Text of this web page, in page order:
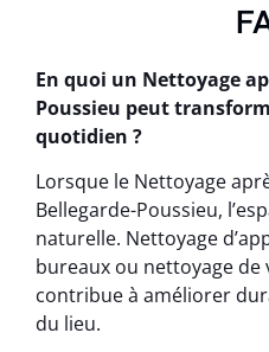
En quoi un Nettoyage
Poussieu peut
quotidien ?
Lorsque le Nettoyage
Bellegarde-Poussieu,
naturelle. Nettoyage
bureaux ou nettoyage de
contribue à améliorer
du lieu.